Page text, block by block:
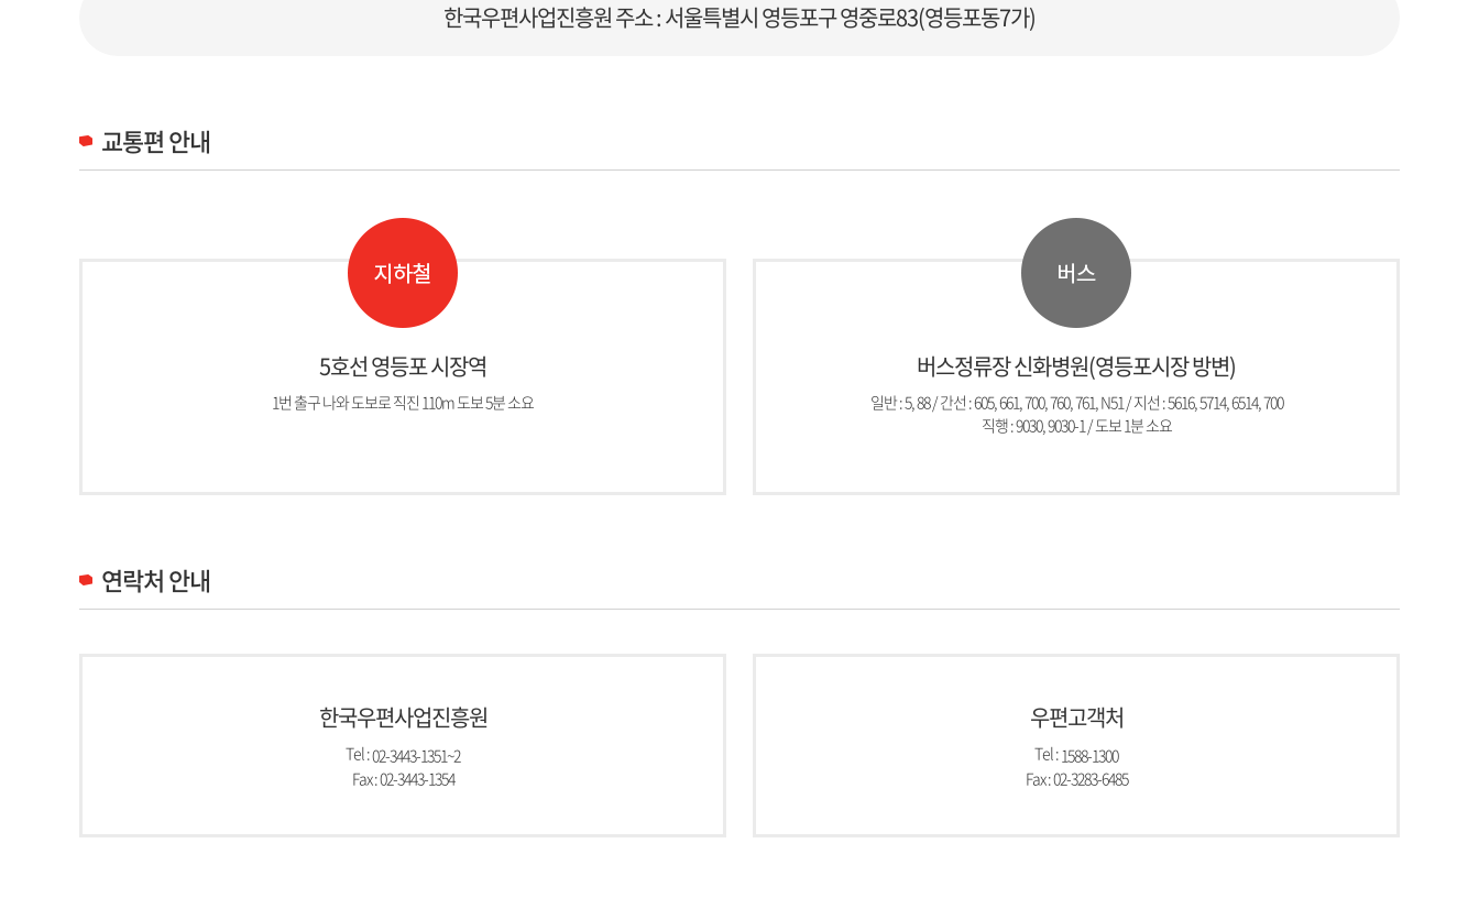
한국우편사업진흥원주소 : 서울특별시 영등포구 영중로83(영등포동7가)
교통편 안내
5호선 영등포 시장역
1번 출구 나와 도보로 직진 110m 도보 5분 소요
버스정류장 신화병원(영등포시장 방변)
일반 : 5, 88 / 간선 : 605, 661, 700, 760, 761, N51 / 지선 : 5616, 5714, 6514, 700
직행 : 9030, 9030-1 / 도보 1분 소요
연락처 안내
한국우편사업진흥원
Tel :02-3443-1351~2
Fax : 02-3443-1354
우편고객처
Tel : 1588-1300
Fax : 02-3283-6485